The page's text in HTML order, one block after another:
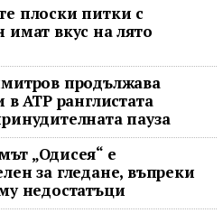
плоски питки с
имат вкус на лято
продължава
в ATP ранглистата
пауза
„Одисея“ е
за гледане, въпреки
недостатъци